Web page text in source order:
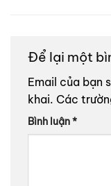
Để lại một
Email của bạn
khai. Các
Bình luận*